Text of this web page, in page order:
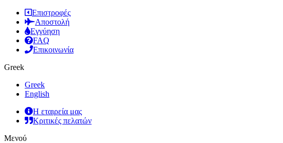
Επιστροφές
Αποστολή
Εγγύηση
FAQ
Επικοινωνία
Greek
Greek
English
Η εταιρεία μας
Κριτικές πελατών
Μενού